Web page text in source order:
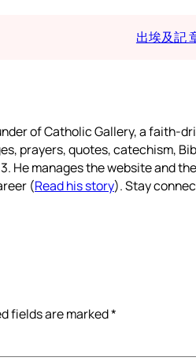
出埃及記
of Catholic Gallery, a faith-
prayers, quotes, catechism,
He manages the website and
(Read his story). Stay
fields are marked*